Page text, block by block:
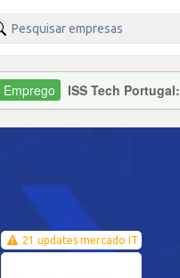
ISS Tech Portugal:
21 updates mercado IT